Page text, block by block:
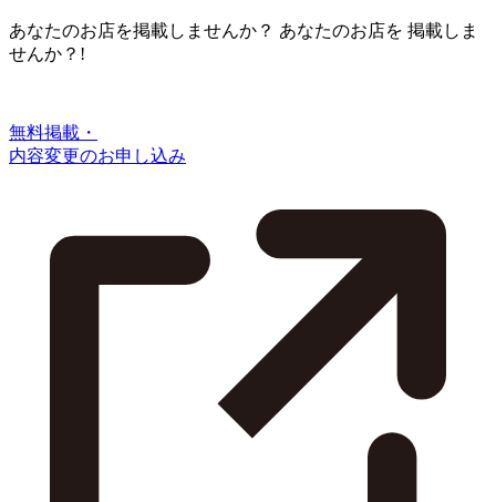
あなたのお店を掲載しませんか？ あなたのお店を 掲載しま
せんか？!
無料掲載・
内容変更のお申し込み